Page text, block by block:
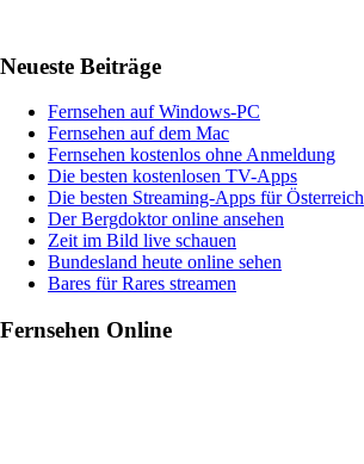
Sidebar
Neueste Beiträge
Fernsehen auf Windows-PC
Fernsehen auf dem Mac
Fernsehen kostenlos ohne Anmeldung
Die besten kostenlosen TV-Apps
Die besten Streaming-Apps für Österreich
Der Bergdoktor online ansehen
Zeit im Bild live schauen
Bundesland heute online sehen
Bares für Rares streamen
Fernsehen Online